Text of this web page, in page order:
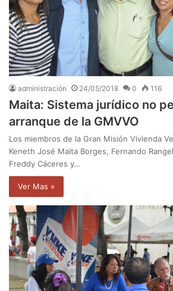
administración 24/05/2018 0 116
Maita: Sistema jurídico no
arranque de la GMVVO
Los miembros de la Gran Misión Vivienda
Keneth José Maita Borges, Fernando
Freddy Cáceres y…
Ver Mas »